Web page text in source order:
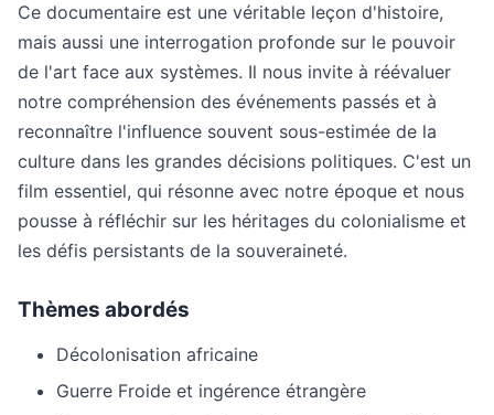
Ce documentaire est une véritable leçon d'histoire,
mais aussi une interrogation profonde sur le pouvoir
de l'art face aux systèmes. Il nous invite à réévaluer
notre compréhension des événements passés et à
reconnaître l'influence souvent sous-estimée de la
culture dans les grandes décisions politiques. C'est un
film essentiel, qui résonne avec notre époque et nous
pousse à réfléchir sur les héritages du colonialisme et
les défis persistants de la souveraineté.
Thèmes abordés
Décolonisation africaine
Guerre Froide et ingérence étrangère